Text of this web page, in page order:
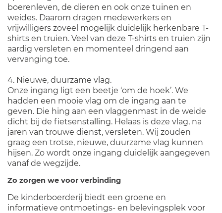
boerenleven, de dieren en ook onze tuinen en
weides. Daarom dragen medewerkers en
vrijwilligers zoveel mogelijk duidelijk herkenbare T-
shirts en truien. Veel van deze T-shirts en truien zijn
aardig versleten en momenteel dringend aan
vervanging toe.
4. Nieuwe, duurzame vlag.
Onze ingang ligt een beetje ‘om de hoek’. We
hadden een mooie vlag om de ingang aan te
geven. Die hing aan een vlaggenmast in de weide
dicht bij de fietsenstalling. Helaas is deze vlag, na
jaren van trouwe dienst, versleten. Wij zouden
graag een trotse, nieuwe, duurzame vlag kunnen
hijsen. Zo wordt onze ingang duidelijk aangegeven
vanaf de wegzijde.
Zo zorgen we voor verbinding
De kinderboerderij biedt een groene en
informatieve ontmoetings- en belevingsplek voor